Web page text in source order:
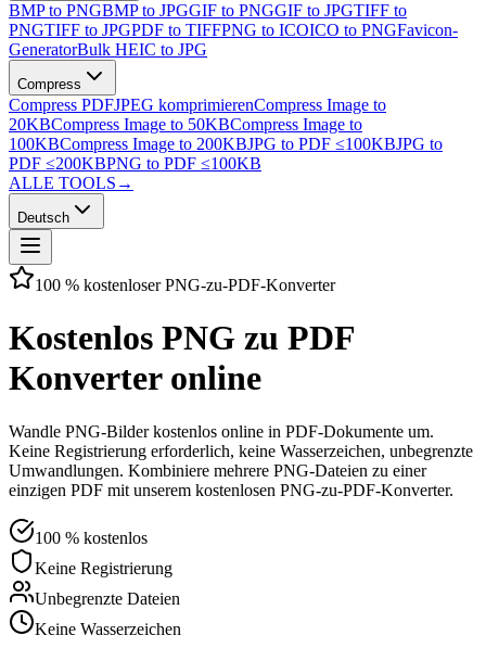
BMP to PNGBMP to JPGGIF to PNGGIF to JPGTIFF to
PNGTIFF to JPGPDF to TIFFPNG to ICOICO to PNGFavicon-
GeneratorBulk HEIC to JPG
Compress
Compress PDFJPEG komprimierenCompress Image to
20KBCompress Image to 50KBCompress Image to
100KBCompress Image to 200KBJPG to PDF ≤100KBJPG to
PDF ≤200KBPNG to PDF ≤100KB
ALLE TOOLS →
Deutsch
100 % kostenloser PNG-zu-PDF-Konverter
Kostenlos PNG zu PDF
Konverter online
Wandle PNG-Bilder kostenlos online in PDF-Dokumente um.
Keine Registrierung erforderlich, keine Wasserzeichen, unbegrenzte
Umwandlungen. Kombiniere mehrere PNG-Dateien zu einer
einzigen PDF mit unserem kostenlosen PNG-zu-PDF-Konverter.
100 % kostenlos
Keine Registrierung
Unbegrenzte Dateien
Keine Wasserzeichen